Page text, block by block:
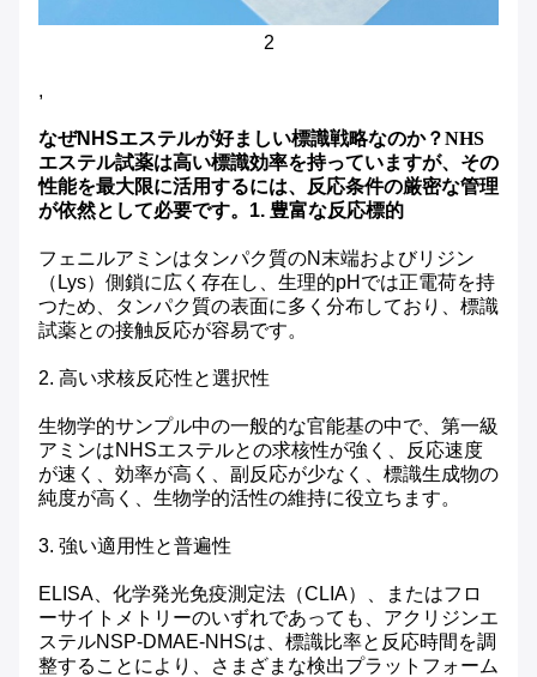
2
,
なぜNHSエステルが好ましい標識戦略なのか？NHS
エステル試薬は高い標識効率を持っていますが、その
性能を最大限に活用するには、反応条件の厳密な管理
が依然として必要です。 1. 豊富な反応標的
フェニルアミンはタンパク質のN末端およびリジン
（Lys）側鎖に広く存在し、生理的pHでは正電荷を持
つため、タンパク質の表面に多く分布しており、標識
試薬との接触反応が容易です。
2. 高い求核反応性と選択性
生物学的サンプル中の一般的な官能基の中で、第一級
アミンはNHSエステルとの求核性が強く、反応速度
が速く、効率が高く、副反応が少なく、標識生成物の
純度が高く、生物学的活性の維持に役立ちます。
3. 強い適用性と普遍性
ELISA、化学発光免疫測定法（CLIA）、またはフロ
ーサイトメトリーのいずれであっても、アクリジンエ
ステルNSP-DMAE-NHSは、標識比率と反応時間を調
整することにより、さまざまな検出プラットフォーム